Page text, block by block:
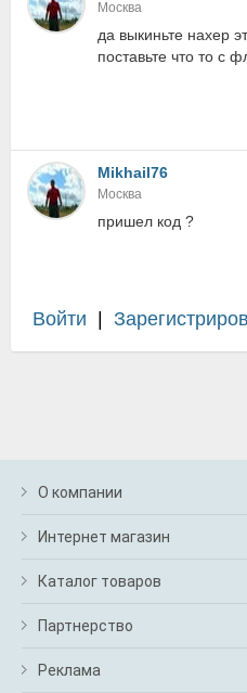
Москва
да выкиньте нахер
поставьте что то с
Mikhail76
Москва
пришел код ?
Войти
О компании
Интернет магазин
Каталог товаров
Партнерство
Реклама